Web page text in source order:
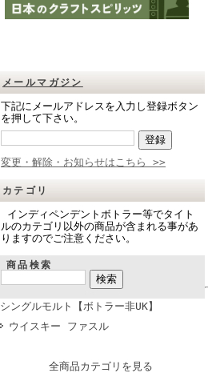
メールマガジン
下記にメールアドレスを入力し登録ボタン
を押して下さい。
変更・解除・お知らせはこちら >>
カテゴリ
インディペンデントボトラー等でタイト
ルのカテゴリ以外の商品が含まれる事があ
りますのでご注意ください。
商品検索
シングルモルト【ボトラー非UK】
ウイスキー ファスル
全商品カテゴリを見る